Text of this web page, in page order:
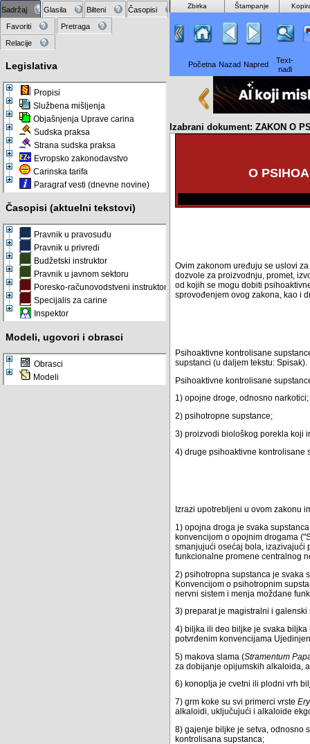
Sadržaj Glasila Bilteni
Časopisi
Favoriti
Pretraga
Relacije
Legislativa
Propisi
Službena mišljenja
Objašnjenja Uprave carina
Sudska praksa
Strana sudska praksa
Evropsko zakonodavstvo
Carinska tarifa
Paragraf vesti (dnevne novine)
Časopisi (aktuelni tekstovi)
Pravnik u pravosuđu
Pravnik u privredi
Budžetski instruktor
Pravnik u javnom sektoru
Poresko-računovodstveni instruktor
Specijalis za carine
Inspektor
Modeli, ugovori i obrasci
Obrasci
Modeli
Zbirka Štampanje
Početna Nazad Napred
Text-
nađi
Izabrani dokument: ZAKON O
O
Ovim zakonom uređuju se uslovi
dozvole za proizvodnju, promet,
od kojih se mogu dobiti
sprovođenjem ovog zakona, kao i
Psihoaktivne kontrolisane
supstanci (u daljem tekstu: Spisak).
Psihoaktivne kontrolisane
1) opojne droge, odnosno narkotici;
2) psihotropne supstance;
3) proizvodi biološkog porekla koji
4) druge psihoaktivne kontrolisane
Izrazi upotrebljeni u ovom zakonu
1) opojna droga je svaka
konvencijom o opojnim drogama
smanjujući osećaj bola, izazivajući
funkcionalne promene centralnog
2) psihotropna supstanca je svaka
Konvencijom o psihotropnim
nervni sistem i menja moždane
3) preparat je magistralni i
4) biljka ili deo biljke je svaka
potvrđenim konvencijama
5) makova slama (Stramentum
za dobijanje opijumskih alkaloida,
6) konoplja je cvetni ili plodni vrh
7) grm koke su svi primerci vrste
alkaloidi, uključujući i alkaloide
8) gajenje biljke je setva, odnosno
kontrolisana supstanca;